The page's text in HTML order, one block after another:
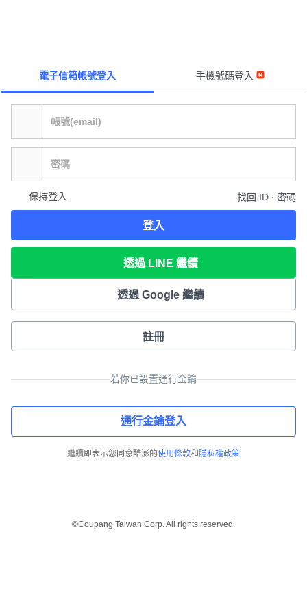
電子信箱帳號登入 手機號碼登入
保持登入 找回 ID ∙ 密碼
登入
透過 LINE 繼續
透過 Google 繼續
註冊
若你已設置通行金鑰
通行金鑰登入
繼續即表示您同意酷澎的使用條款和 隱私權政策
©Coupang Taiwan Corp. All rights reserved.